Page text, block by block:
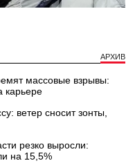
АРХИВ
массовые взрывы:
карьере
ветер сносит зонты,
резко выросли:
на 15,5%